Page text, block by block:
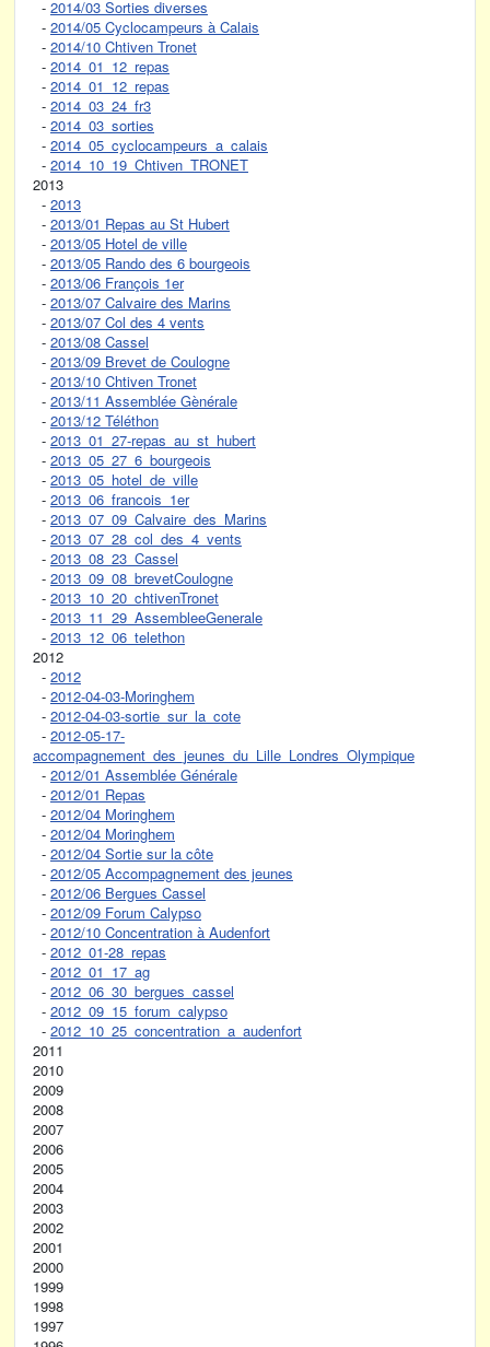
- 2014/03 Sorties diverses
- 2014/05 Cyclocampeurs à Calais
- 2014/10 Chtiven Tronet
- 2014_01_12_repas
- 2014_01_12_repas
- 2014_03_24_fr3
- 2014_03_sorties
- 2014_05_cyclocampeurs_a_calais
- 2014_10_19_Chtiven_TRONET
2013
- 2013
- 2013/01 Repas au St Hubert
- 2013/05 Hotel de ville
- 2013/05 Rando des 6 bourgeois
- 2013/06 François 1er
- 2013/07 Calvaire des Marins
- 2013/07 Col des 4 vents
- 2013/08 Cassel
- 2013/09 Brevet de Coulogne
- 2013/10 Chtiven Tronet
- 2013/11 Assemblée Gènérale
- 2013/12 Téléthon
- 2013_01_27-repas_au_st_hubert
- 2013_05_27_6_bourgeois
- 2013_05_hotel_de_ville
- 2013_06_francois_1er
- 2013_07_09_Calvaire_des_Marins
- 2013_07_28_col_des_4_vents
- 2013_08_23_Cassel
- 2013_09_08_brevetCoulogne
- 2013_10_20_chtivenTronet
- 2013_11_29_AssembleeGenerale
- 2013_12_06_telethon
2012
- 2012
- 2012-04-03-Moringhem
- 2012-04-03-sortie_sur_la_cote
- 2012-05-17-
accompagnement_des_jeunes_du_Lille_Londres_Olympique
- 2012/01 Assemblée Générale
- 2012/01 Repas
- 2012/04 Moringhem
- 2012/04 Moringhem
- 2012/04 Sortie sur la côte
- 2012/05 Accompagnement des jeunes
- 2012/06 Bergues Cassel
- 2012/09 Forum Calypso
- 2012/10 Concentration à Audenfort
- 2012_01-28_repas
- 2012_01_17_ag
- 2012_06_30_bergues_cassel
- 2012_09_15_forum_calypso
- 2012_10_25_concentration_a_audenfort
2011
2010
2009
2008
2007
2006
2005
2004
2003
2002
2001
2000
1999
1998
1997